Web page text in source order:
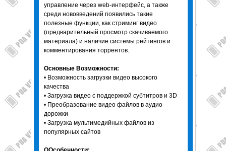
управление через web-интерфейс, а также
среди нововведений появились такие
полезные функции, как стриминг видео
(предварительный просмотр скачиваемого
материала) и наличие системы рейтингов и
комментирования торрентов.
Основные Возможности:
• Возможность загрузки видео высокого
качества
• Загрузка видео с поддержкой субтитров и 3D
• Преобразование видео файлов в аудио
дорожки
• Загрузка мультимедийных файлов из
популярных сайтов